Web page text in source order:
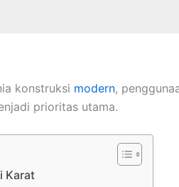
konstruksi modern,
prioritas utama.
Karat